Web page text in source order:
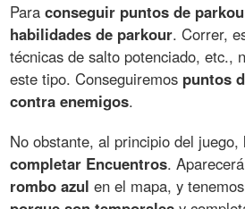
Paraconseguir puntos de
habilidades de parkour. Correr,
técnicas de salto potenciado, etc.,
este tipo. Conseguiremos puntos
contra enemigos.
No obstante, al principio del juego,
completar Encuentros.
rombo azul en el mapa, y